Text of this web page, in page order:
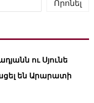
Որոնել
ու Սյունե
են Արարատի